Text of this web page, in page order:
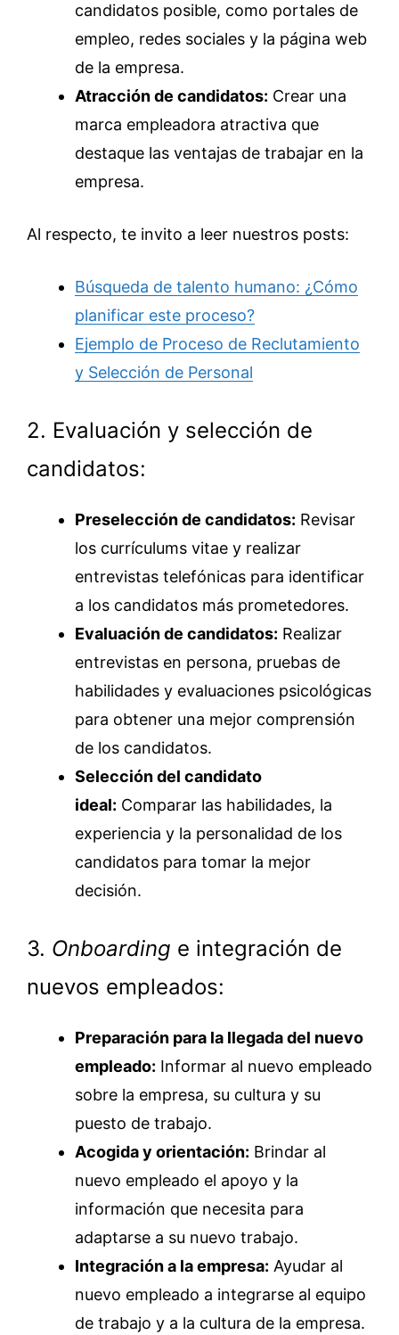
candidatos posible, como portales de
empleo, redes sociales y la página web
de la empresa.
Atracción de candidatos: Crear una
marca empleadora atractiva que
destaque las ventajas de trabajar en la
empresa.
Al respecto, te invito a leer nuestros posts:
Búsqueda de talento humano: ¿Cómo
planificar este proceso?
Ejemplo de Proceso de Reclutamiento
y Selección de Personal
2. Evaluación y selección de
candidatos:
Preselección de candidatos: Revisar
los currículums vitae y realizar
entrevistas telefónicas para identificar
a los candidatos más prometedores.
Evaluación de candidatos: Realizar
entrevistas en persona, pruebas de
habilidades y evaluaciones psicológicas
para obtener una mejor comprensión
de los candidatos.
Selección del candidato
ideal: Comparar las habilidades, la
experiencia y la personalidad de los
candidatos para tomar la mejor
decisión.
3. Onboarding e integración de
nuevos empleados:
Preparación para la llegada del nuevo
empleado: Informar al nuevo empleado
sobre la empresa, su cultura y su
puesto de trabajo.
Acogida y orientación: Brindar al
nuevo empleado el apoyo y la
información que necesita para
adaptarse a su nuevo trabajo.
Integración a la empresa: Ayudar al
nuevo empleado a integrarse al equipo
de trabajo y a la cultura de la empresa.